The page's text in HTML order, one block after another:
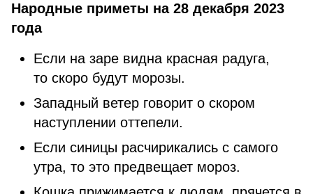
Народные приметы на 28 декабря 2023
года
Если на заре видна красная радуга,
то скоро будут морозы.
Западный ветер говорит о скором
наступлении оттепели.
Если синицы расчирикались с самого
утра, то это предвещает мороз.